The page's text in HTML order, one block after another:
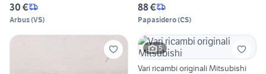
30 €
Arbus(VS)
88 €
Papasidero(CS)
5
Vari ricambi originali Mitsubishi